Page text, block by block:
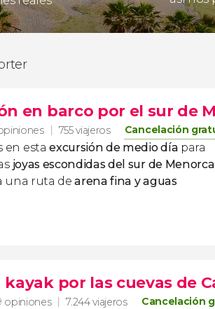
en barco por el sur de
755 viajeros Cancelación
en estaexcursión de medio día para
joyas escondidas del sur de Menorca
una ruta dearena fina y aguas
kayak por las cuevas de
opiniones 7.244 viajeros Cancelación